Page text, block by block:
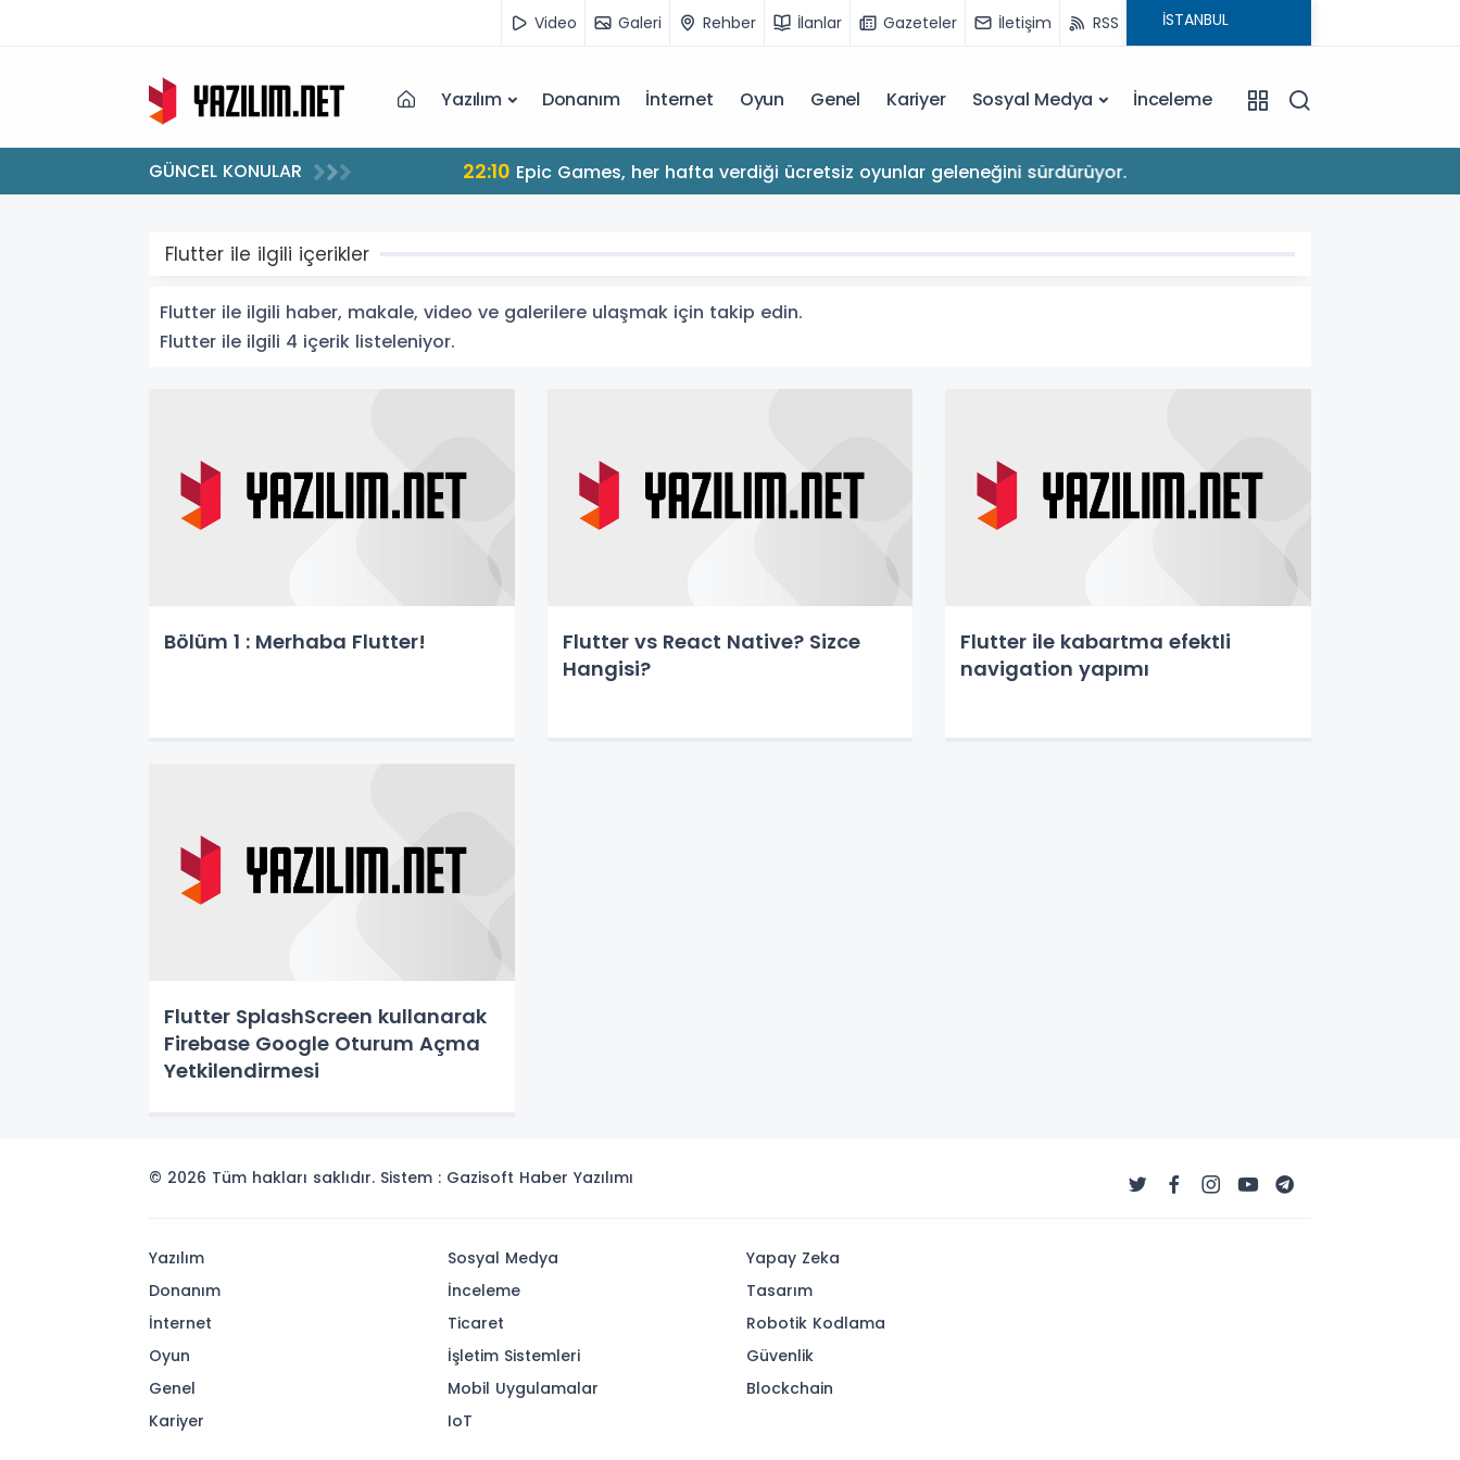
Video Galeri Rehber İlanlar Gazeteler İletişim RSS
Yazılım Donanım İnternet Oyun Genel Kariyer Sosyal Medya İnceleme
GÜNCEL KONULAR 22:10 Epic Games, her hafta verdiği ücretsiz oyunlar geleneğini sürdürüyor.
Flutter ile ilgili içerikler
Flutter ile ilgili haber, makale, video ve galerilere ulaşmak için takip edin.
Flutter ile ilgili 4 içerik listeleniyor.
Bölüm 1 : Merhaba Flutter!
Flutter vs React Native? Sizce
Hangisi?
Flutter ile kabartma efektli
navigation yapımı
Flutter SplashScreen kullanarak
Firebase Google Oturum Açma
Yetkilendirmesi
© 2026 Tüm hakları saklıdır. Sistem : Gazisoft Haber Yazılımı
Yazılım
Donanım
İnternet
Oyun
Genel
Kariyer
Sosyal Medya
İnceleme
Ticaret
İşletim Sistemleri
Mobil Uygulamalar
IoT
Yapay Zeka
Tasarım
Robotik Kodlama
Güvenlik
Blockchain